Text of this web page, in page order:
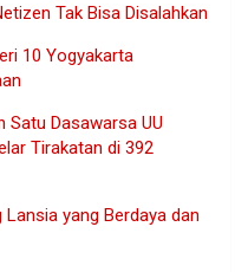
Tak Bisa Disalahkan
10 Yogyakarta
Satu Dasawarsa UU
Tirakatan di 392
Lansia yang Berdaya dan